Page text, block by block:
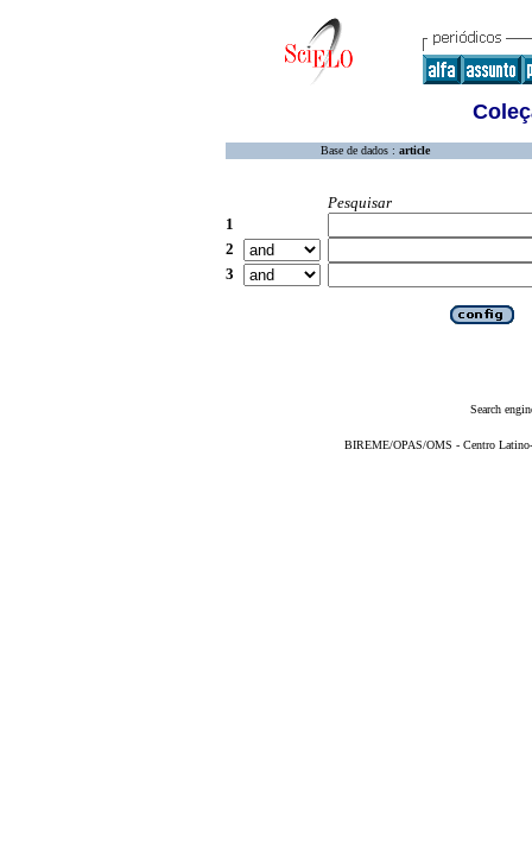
Base de dados : article
Pesquisar
1
2
3
Search
BIREME/OPAS/OMS - Centro Latino-